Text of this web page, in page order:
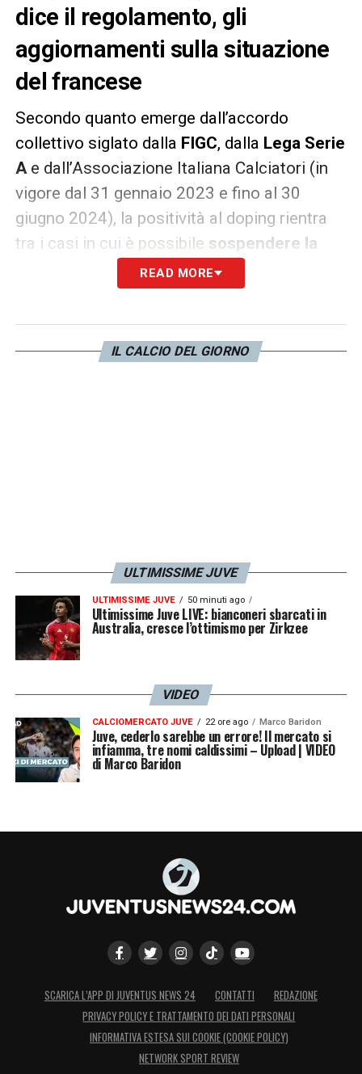
dice il regolamento, gli
aggiornamenti sulla situazione
del francese
Secondo quanto emerge dall’accordo
collettivo siglato dalla FIGC, dalla Lega Serie
A e dall’Associazione Italiana Calciatori (in
vigore dal 31 gennaio 2023 e fino al 30
giugno 2024), la positività al doping rientra
tra i casi in cui è possibile sospendere la
retribuzione di un calciatore.
stipendio da 8 milioni di euro netti a
READ MORE
IL CALCIO DEL GIORNO
ULTIMISSIME JUVE
ULTIMISSIME JUVE 50 minuti ago
Ultimissime Juve LIVE: bianconeri sbarcati in
Australia, cresce l’ottimismo per Zirkzee
VIDEO
CALCIOMERCATO JUVE 22 ore ago Marco Baridon
Juve, cederlo sarebbe un errore! Il mercato si
infiamma, tre nomi caldissimi – Upload | VIDEO
di Marco Baridon
SCARICA L’APP DI JUVENTUS NEWS 24 CONTATTI
REDAZIONE
PRIVACY POLICY E TRATTAMENTO DEI DATI PERSONALI
INFORMATIVA ESTESA SUI COOKIE (COOKIE POLICY)
NETWORK SPORT REVIEW